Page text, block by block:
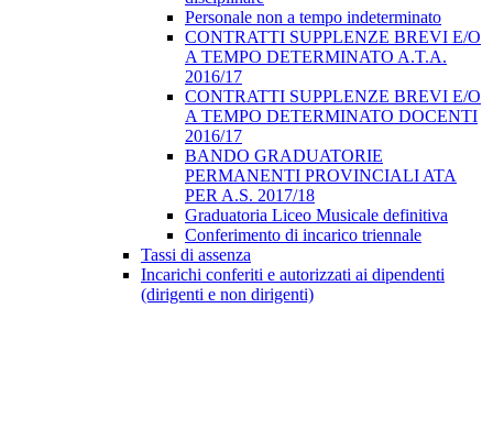
Personale non a tempo indeterminato
CONTRATTI SUPPLENZE BREVI E/O
A TEMPO DETERMINATO A.T.A.
2016/17
CONTRATTI SUPPLENZE BREVI E/O
A TEMPO DETERMINATO DOCENTI
2016/17
BANDO GRADUATORIE
PERMANENTI PROVINCIALI ATA
PER A.S. 2017/18
Graduatoria Liceo Musicale definitiva
Conferimento di incarico triennale
Tassi di assenza
Incarichi conferiti e autorizzati ai dipendenti
(dirigenti e non dirigenti)